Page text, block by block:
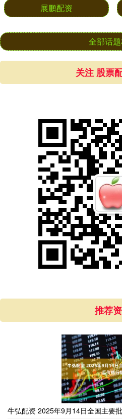
展鹏配资
全部话
关注 股票
推荐
牛弘配资 2025年9月14日全国主要